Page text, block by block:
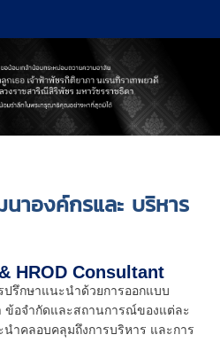
าองค์กรและ บริหาร
HROD Consultant
ปรึกษาแนะนำด้วยการออกแบบ
อจำกัดและสถานการณ์ของแต่ละ
ำคลอบคลุมถึงการบริหาร และการ